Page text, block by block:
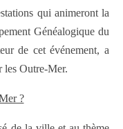
qui animeront la
Généalogique du
de cet événement, a
les Outre-Mer.
?